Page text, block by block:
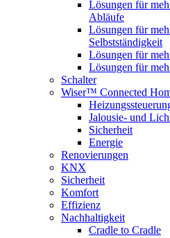
Lösungen für
Abläufe
Lösungen für
Selbstständigkeit
Lösungen für
Lösungen für
Schalter
Wiser™ Connected
Jalousie- und
Sicherheit
Energie
Renovierungen
KNX
Sicherheit
Komfort
Effizienz
Nachhaltigkeit
Cradle to Cradle